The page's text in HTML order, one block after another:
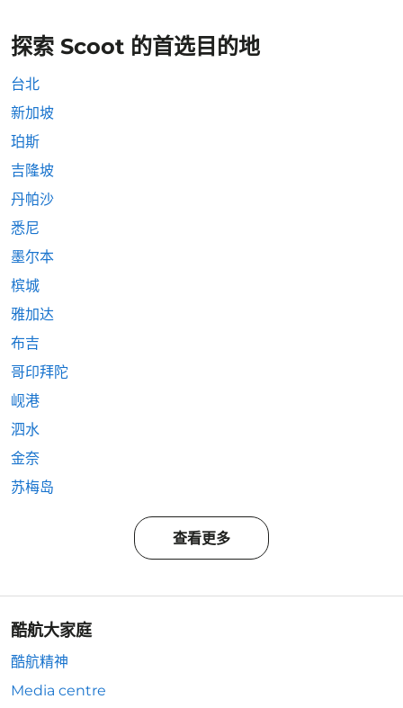
探索 Scoot 的首选目的地
台北
新加坡
珀斯
吉隆坡
丹帕沙
悉尼
墨尔本
槟城
雅加达
布吉
哥印拜陀
岘港
泗水
金奈
苏梅岛
查看更多
酷航大家庭
酷航精神
Media centre